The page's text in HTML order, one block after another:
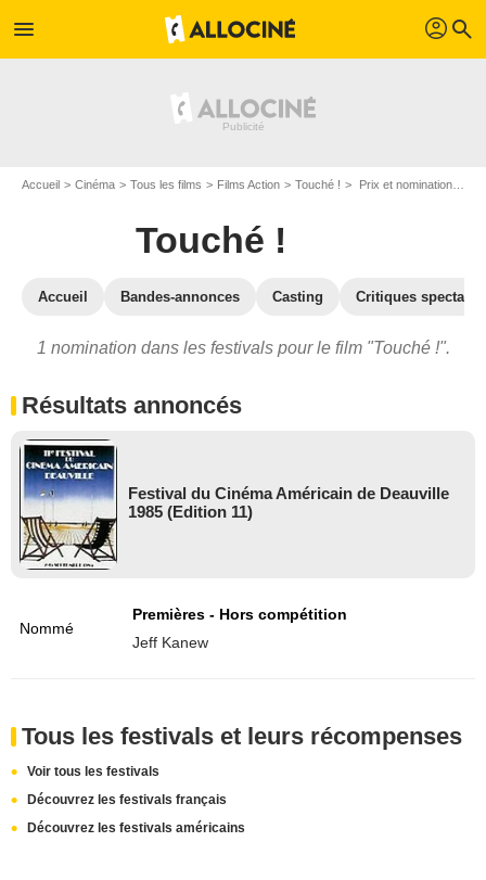
menu profil search
Accueil Cinéma Tous les films Films Action Touché ! Prix et nominations pour Touché !
Touché !
Accueil Bandes-annonces Casting Critiques
1 nomination dans les festivals pour le film "Touché !".
Résultats annoncés
Festival du Cinéma Américain de Deauville
1985 (Edition 11)
Nommé
Premières - Hors compétition
Jeff Kanew
Tous les festivals et leurs récompenses
Voir tous les festivals
Découvrez les festivals français
Découvrez les festivals américains